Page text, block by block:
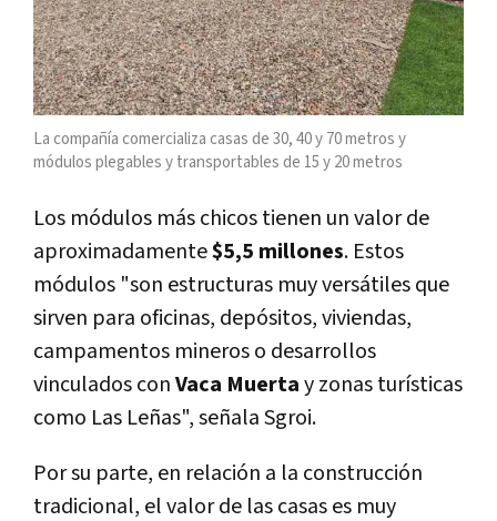
La compañía comercializa casas de 30, 40 y 70 metros y
módulos plegables y transportables de 15 y 20 metros
Los módulos más chicos tienen un valor de
aproximadamente$5,5 millones. Estos
módulos "son estructuras muy versátiles que
sirven para oficinas, depósitos, viviendas,
campamentos mineros o desarrollos
vinculados conVaca Muertay zonas turísticas
como Las Leñas", señala Sgroi.
Por su parte, en relación a la construcción
tradicional, el valor de las casas es muy